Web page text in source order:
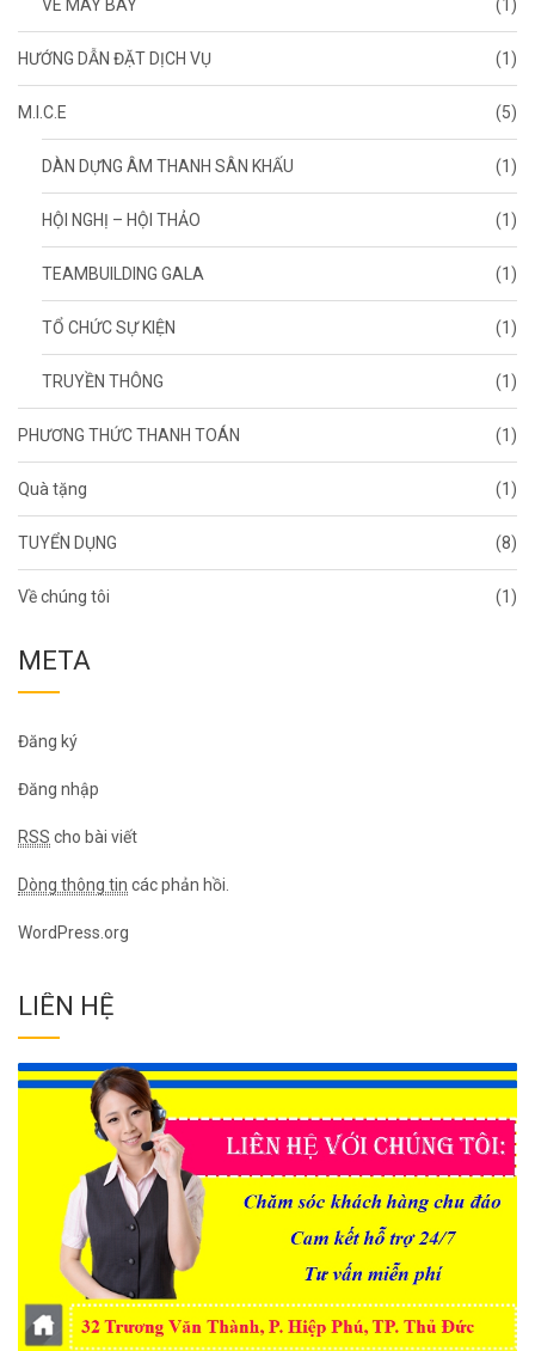
VÉ MÁY BAY (1)
HƯỚNG DẪN ĐẶT DỊCH VỤ (1)
M.I.C.E (5)
DÀN DỰNG ÂM THANH SÂN KHẤU (1)
HỘI NGHỊ – HỘI THẢO (1)
TEAMBUILDING GALA (1)
TỔ CHỨC SỰ KIỆN (1)
TRUYỀN THÔNG (1)
PHƯƠNG THỨC THANH TOÁN (1)
Quà tặng (1)
TUYỂN DỤNG (8)
Về chúng tôi (1)
META
Đăng ký
Đăng nhập
RSS cho bài viết
Dòng thông tin các phản hồi.
WordPress.org
LIÊN HỆ